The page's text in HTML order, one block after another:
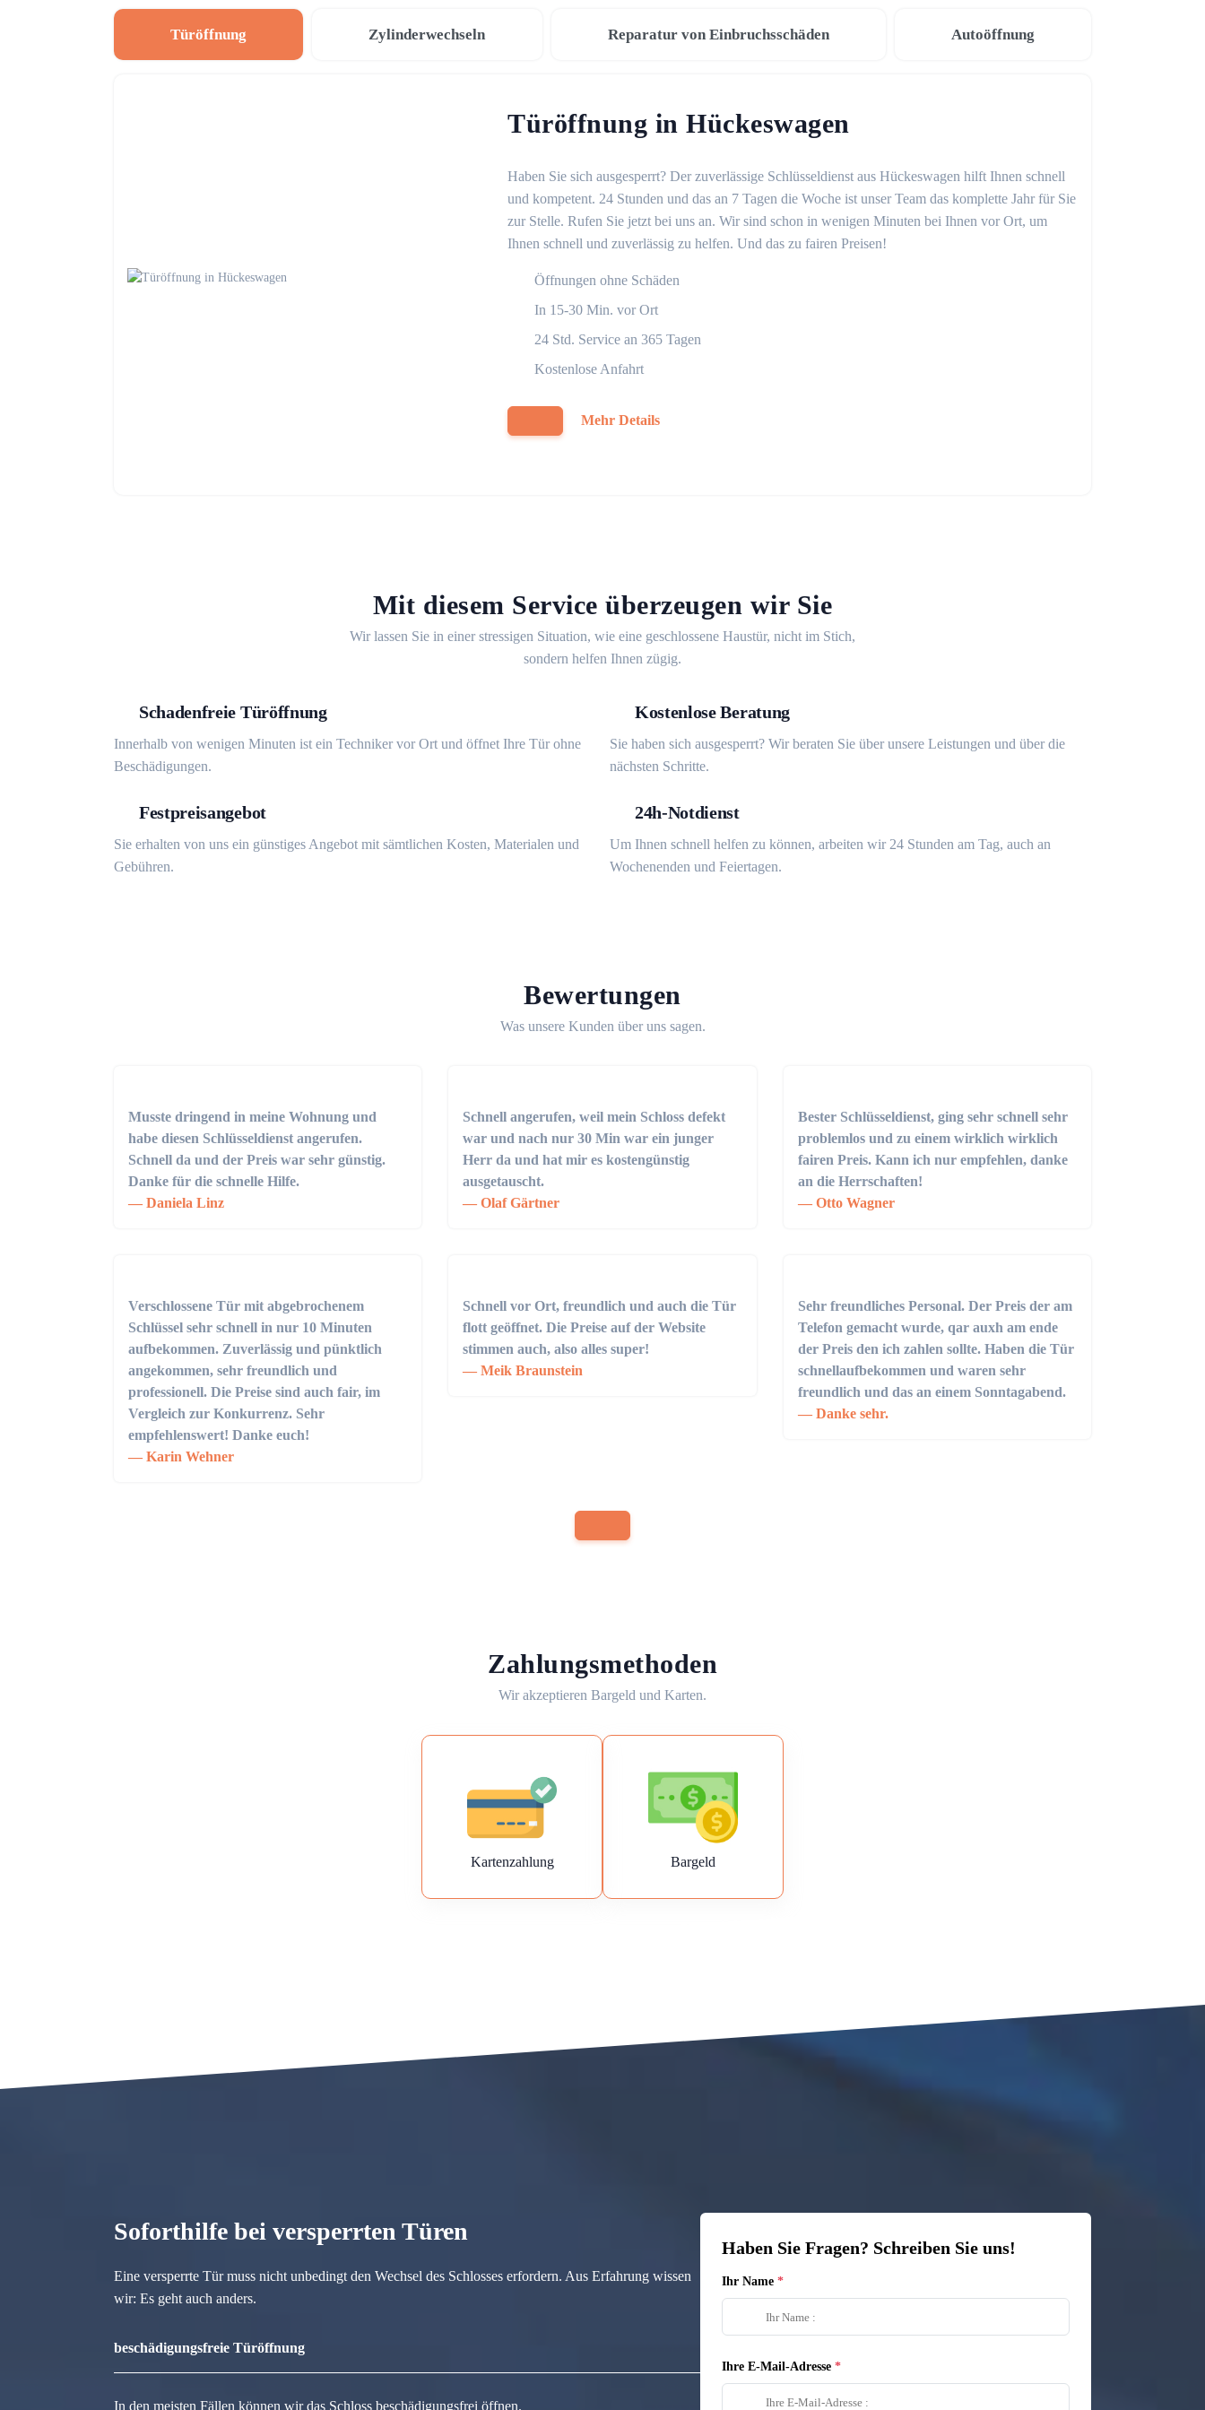
Türöffnung Zylinderwechseln Reparatur von Einbruchsschäden Autoöffnung
Türöffnung in Hückeswagen
Haben Sie sich ausgesperrt? Der zuverlässige Schlüsseldienst aus Hückeswagen hilft Ihnen schnell
und kompetent. 24 Stunden und das an 7 Tagen die Woche ist unser Team das komplette Jahr für Sie
zur Stelle. Rufen Sie jetzt bei uns an. Wir sind schon in wenigen Minuten bei Ihnen vor Ort, um
Ihnen schnell und zuverlässig zu helfen. Und das zu fairen Preisen!
Öffnungen ohne Schäden
In 15-30 Min. vor Ort
24 Std. Service an 365 Tagen
Kostenlose Anfahrt
Mehr Details
Mit diesem Service überzeugen wir Sie
Wir lassen Sie in einer stressigen Situation, wie eine geschlossene Haustür, nicht im Stich,
sondern helfen Ihnen zügig.
Schadenfreie Türöffnung
Innerhalb von wenigen Minuten ist ein Techniker vor Ort und öffnet Ihre Tür ohne
Beschädigungen.
Kostenlose Beratung
Sie haben sich ausgesperrt? Wir beraten Sie über unsere Leistungen und über die
nächsten Schritte.
Festpreisangebot
Sie erhalten von uns ein günstiges Angebot mit sämtlichen Kosten, Materialen und
Gebühren.
24h-Notdienst
Um Ihnen schnell helfen zu können, arbeiten wir 24 Stunden am Tag, auch an
Wochenenden und Feiertagen.
Bewertungen
Was unsere Kunden über uns sagen.
Musste dringend in meine Wohnung und
habe diesen Schlüsseldienst angerufen.
Schnell da und der Preis war sehr günstig.
Danke für die schnelle Hilfe.
Daniela Linz
Schnell angerufen, weil mein Schloss defekt
war und nach nur 30 Min war ein junger
Herr da und hat mir es kostengünstig
ausgetauscht.
Olaf Gärtner
Bester Schlüsseldienst, ging sehr schnell sehr
problemlos und zu einem wirklich wirklich
fairen Preis. Kann ich nur empfehlen, danke
an die Herrschaften!
Otto Wagner
Verschlossene Tür mit abgebrochenem
Schlüssel sehr schnell in nur 10 Minuten
aufbekommen. Zuverlässig und pünktlich
angekommen, sehr freundlich und
professionell. Die Preise sind auch fair, im
Vergleich zur Konkurrenz. Sehr
empfehlenswert! Danke euch!
Karin Wehner
Schnell vor Ort, freundlich und auch die Tür
flott geöffnet. Die Preise auf der Website
stimmen auch, also alles super!
Meik Braunstein
Sehr freundliches Personal. Der Preis der am
Telefon gemacht wurde, qar auxh am ende
der Preis den ich zahlen sollte. Haben die Tür
schnellaufbekommen und waren sehr
freundlich und das an einem Sonntagabend.
Danke sehr.
Zahlungsmethoden
Wir akzeptieren Bargeld und Karten.
Kartenzahlung Bargeld
Soforthilfe bei versperrten Türen
Eine versperrte Tür muss nicht unbedingt den Wechsel des Schlosses erfordern. Aus Erfahrung wissen
wir: Es geht auch anders.
beschädigungsfreie Türöffnung
In den meisten Fällen können wir das Schloss beschädigungsfrei öffnen.
Haben Sie Fragen? Schreiben Sie uns!
Ihr Name
Ihre E-Mail-Adresse